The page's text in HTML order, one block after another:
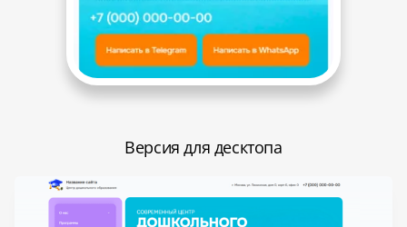
Версия для десктопа